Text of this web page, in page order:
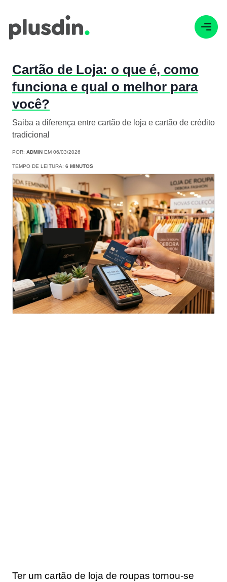
Cartão de Loja: o que é, como
funciona e qual o melhor para
você?
Saiba a diferença entre cartão de loja e cartão de crédito
tradicional
POR: ADMIN EM 06/03/2026
TEMPO DE LEITURA: 6 MINUTOS
Ter um cartão de loja de roupas tornou-se